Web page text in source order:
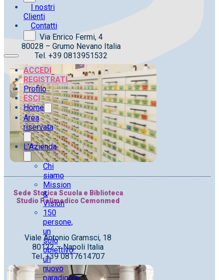
I nostri
Clienti
Contatti
ACCEDI
REGISTRATI
Profilo
ESCI
Home
Area
riservata
L’Azienda
Chi
siamo
Mission
&
Vision
150
persone,
un
solo
obiettivo:
un
nuovo
paradigma
Via Enrico Fermi, 4
80028 – Grumo Nevano Italia
Tel. +39 0813951532
Sede Storica Scuola e Biblioteca
Studio Polimedico Cemonmed
Viale Antonio Gramsci, 18
80122 – Napoli Italia
Tel. +39 0817614707